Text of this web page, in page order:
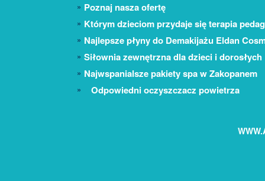
Poznaj nasza ofertę
Którym dzieciom przydaje się terapia
Najlepsze płyny do Demakijażu Eldan
Siłownia zewnętrzna dla dzieci i dorosłych
Najwspanialsze pakiety spa w Zakopanem
Odpowiedni oczyszczacz powietrza